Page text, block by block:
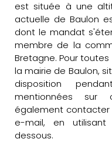
est située à une
actuelle de Baulon
dont le mandat
membre de la
Bretagne. Pour
la mairie de Baulon,
disposition
mentionnées sur
également
e-mail, en
dessous.